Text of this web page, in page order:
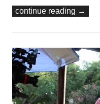
continue reading →